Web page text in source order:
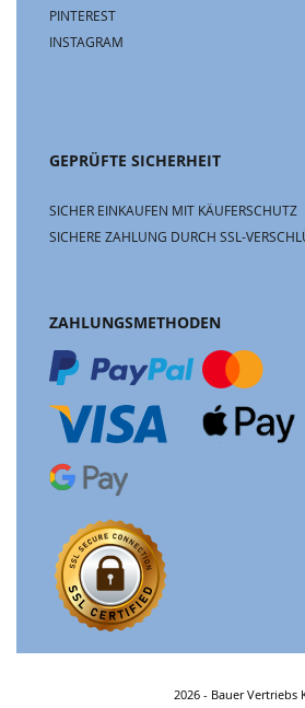
PINTEREST
INSTAGRAM
GEPRÜFTE SICHERHEIT
SICHER EINKAUFEN MIT KÄUFERSCHUTZ
SICHERE ZAHLUNG DURCH SSL-
ZAHLUNGSMETHODEN
2026 - Bauer Vertriebs